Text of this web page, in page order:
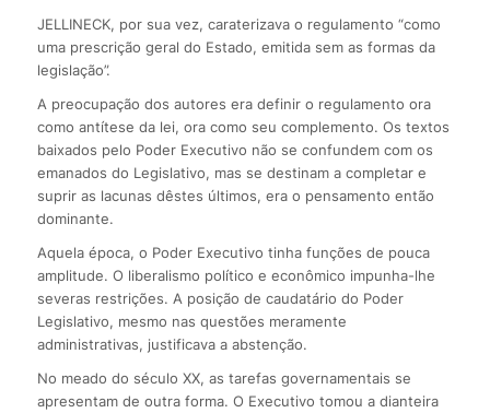
JELLINECK, por sua vez, caraterizava o regulamento “como
uma prescrição geral do Estado, emitida sem as formas da
legislação”.
A preocupação dos autores era definir o regulamento ora
como antítese da lei, ora como seu complemento. Os textos
baixados pelo Poder Executivo não se confundem com os
emanados do Legislativo, mas se destinam a completar e
suprir as lacunas dêstes últimos, era o pensamento então
dominante.
Aquela época, o Poder Executivo tinha funções de pouca
amplitude. O liberalismo político e econômico impunha-lhe
severas restrições. A posição de caudatário do Poder
Legislativo, mesmo nas questões meramente
administrativas, justificava a abstenção.
No meado do século XX, as tarefas governamentais se
apresentam de outra forma. O Executivo tomou a dianteira